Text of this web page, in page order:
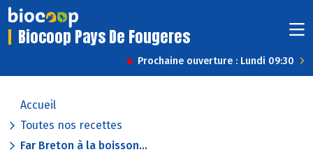
Biocoop Pays De Fougeres
Prochaine ouverture : Lundi 09:30
Accueil
Toutes nos recettes
Far Breton à la boisson...